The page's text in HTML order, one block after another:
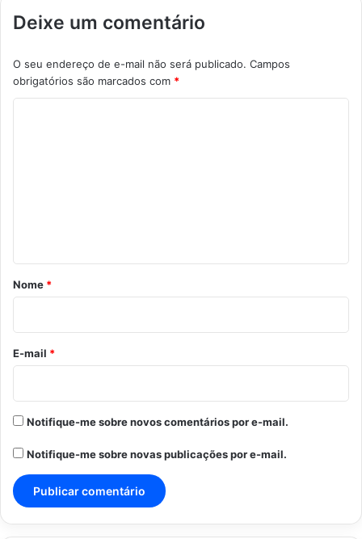
Deixe um comentário
O seu endereço de e-mail não será publicado. Campos
obrigatórios são marcados com *
r
o
*
Nome *
E-mail *
Notifique-me sobre novos comentários por e-mail.
Notifique-me sobre novas publicações por e-mail.